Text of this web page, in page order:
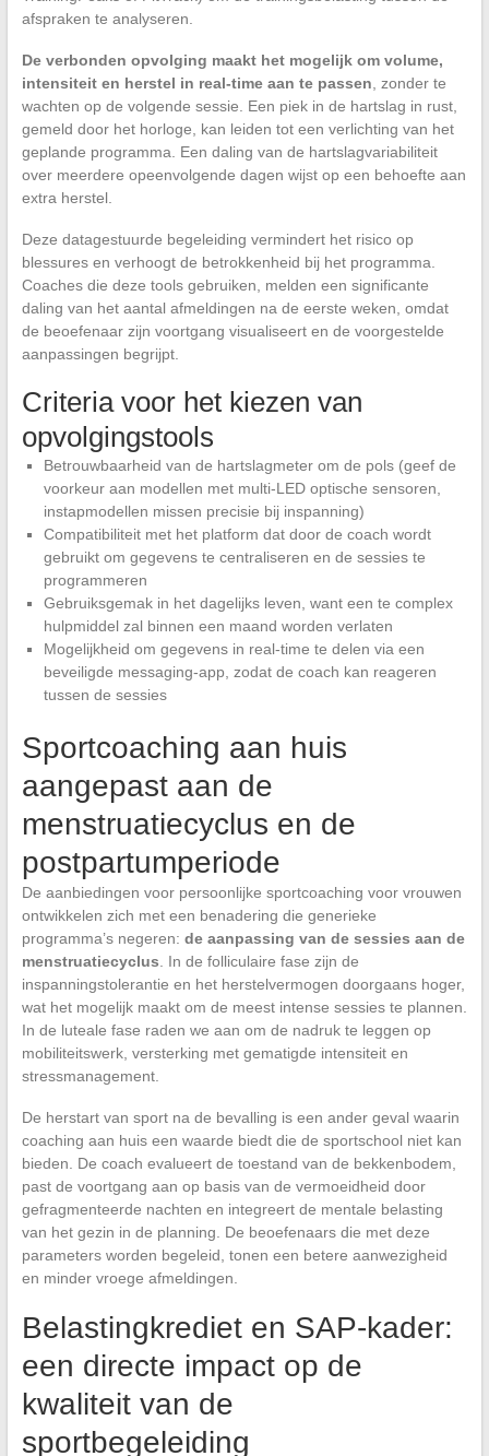
afspraken te analyseren.
De verbonden opvolging maakt het mogelijk om volume,
intensiteit en herstel in real-time aan te passen, zonder te
wachten op de volgende sessie. Een piek in de hartslag in rust,
gemeld door het horloge, kan leiden tot een verlichting van het
geplande programma. Een daling van de hartslagvariabiliteit
over meerdere opeenvolgende dagen wijst op een behoefte aan
extra herstel.
Deze datagestuurde begeleiding vermindert het risico op
blessures en verhoogt de betrokkenheid bij het programma.
Coaches die deze tools gebruiken, melden een significante
daling van het aantal afmeldingen na de eerste weken, omdat
de beoefenaar zijn voortgang visualiseert en de voorgestelde
aanpassingen begrijpt.
Criteria voor het kiezen van
opvolgingstools
Betrouwbaarheid van de hartslagmeter om de pols (geef de
voorkeur aan modellen met multi-LED optische sensoren,
instapmodellen missen precisie bij inspanning)
Compatibiliteit met het platform dat door de coach wordt
gebruikt om gegevens te centraliseren en de sessies te
programmeren
Gebruiksgemak in het dagelijks leven, want een te complex
hulpmiddel zal binnen een maand worden verlaten
Mogelijkheid om gegevens in real-time te delen via een
beveiligde messaging-app, zodat de coach kan reageren
tussen de sessies
Sportcoaching aan huis
aangepast aan de
menstruatiecyclus en de
postpartumperiode
De aanbiedingen voor persoonlijke sportcoaching voor vrouwen
ontwikkelen zich met een benadering die generieke
programma’s negeren: de aanpassing van de sessies aan de
menstruatiecyclus. In de folliculaire fase zijn de
inspanningstolerantie en het herstelvermogen doorgaans hoger,
wat het mogelijk maakt om de meest intense sessies te plannen.
In de luteale fase raden we aan om de nadruk te leggen op
mobiliteitswerk, versterking met gematigde intensiteit en
stressmanagement.
De herstart van sport na de bevalling is een ander geval waarin
coaching aan huis een waarde biedt die de sportschool niet kan
bieden. De coach evalueert de toestand van de bekkenbodem,
past de voortgang aan op basis van de vermoeidheid door
gefragmenteerde nachten en integreert de mentale belasting
van het gezin in de planning. De beoefenaars die met deze
parameters worden begeleid, tonen een betere aanwezigheid
en minder vroege afmeldingen.
Belastingkrediet en SAP-kader:
een directe impact op de
kwaliteit van de
sportbegeleiding